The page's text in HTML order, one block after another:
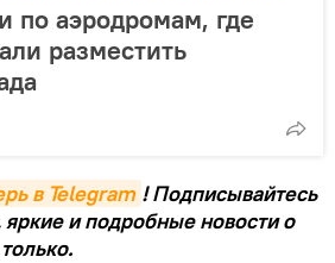
по аэродромам, где
разместить
в Telegram ! Подписывайтесь
и подробные новости о